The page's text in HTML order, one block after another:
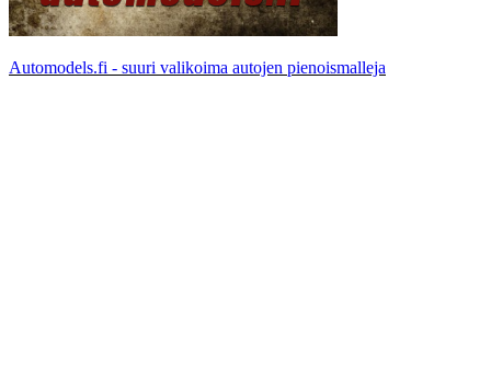
Automodels.fi - suuri valikoima autojen pienoismalleja